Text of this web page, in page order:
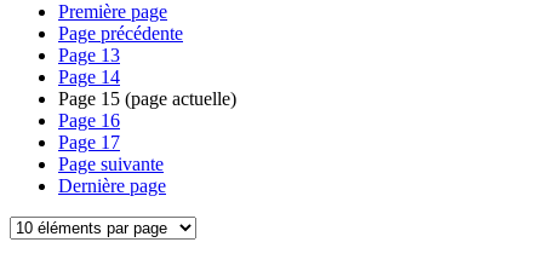
Première page
Page précédente
Page 13
Page 14
Page 15 (page actuelle)
Page 16
Page 17
Page suivante
Dernière page